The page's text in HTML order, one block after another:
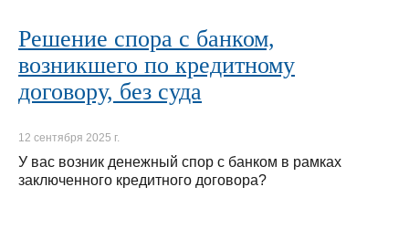
Решение спора с банком,
возникшего по кредитному
договору, без суда
12 сентября 2025 г.
У вас возник денежный спор с банком в рамках
заключенного кредитного договора?